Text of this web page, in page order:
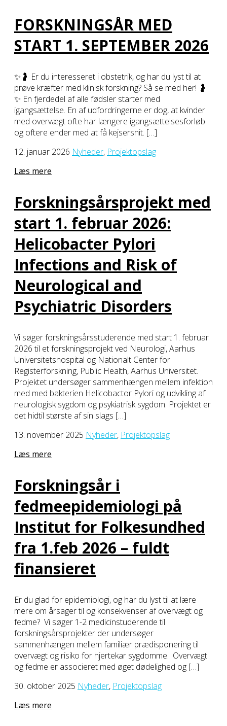
FORSKNINGSÅR MED
START 1. SEPTEMBER 2026
✨🤰 Er du interesseret i obstetrik, og har du lyst til at
prøve kræfter med klinisk forskning? Så se med her! 🤰
✨ En fjerdedel af alle fødsler starter med
igangsættelse. En af udfordringerne er dog, at kvinder
med overvægt ofte har længere igangsættelsesforløb
og oftere ender med at få kejsersnit. […]
12. januar 2026 Nyheder, Projektopslag
Læs mere
Forskningsårsprojekt med
start 1. februar 2026:
Helicobacter Pylori
Infections and Risk of
Neurological and
Psychiatric Disorders
Vi søger forskningsårsstuderende med start 1. februar
2026 til et forskningsprojekt ved Neurologi, Aarhus
Universitetshospital og Nationalt Center for
Registerforskning, Public Health, Aarhus Universitet.
Projektet undersøger sammenhængen mellem infektion
med med bakterien Helicobactor Pylori og udvikling af
neurologisk sygdom og psykiatrisk sygdom. Projektet er
det hidtil største af sin slags […]
13. november 2025 Nyheder, Projektopslag
Læs mere
Forskningsår i
fedmeepidemiologi på
Institut for Folkesundhed
fra 1.feb 2026 – fuldt
finansieret
Er du glad for epidemiologi, og har du lyst til at lære
mere om årsager til og konsekvenser af overvægt og
fedme? Vi søger 1-2 medicinstuderende til
forskningsårsprojekter der undersøger
sammenhængen mellem familiær prædisponering til
overvægt og risiko for hjertekar sygdomme. Overvægt
og fedme er associeret med øget dødelighed og […]
30. oktober 2025 Nyheder, Projektopslag
Læs mere